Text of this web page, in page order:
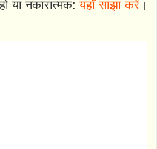
या नकारात्मक:यहाँ साझा करें।